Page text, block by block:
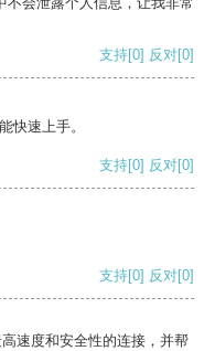
支持[0] 反对[0]
快速上手。
支持[0] 反对[0]
支持[0] 反对[0]
速度和安全性的连接，并帮